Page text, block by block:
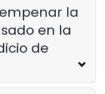
19, 2024
la
en la
de